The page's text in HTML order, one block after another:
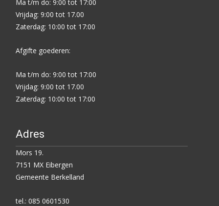
Ma t/m do: 9:00 tot 17:00
Vrijdag: 9:00 tot 17.00
Zaterdag: 10:00 tot 17:00
Afgifte goederen:
Ma t/m do: 9:00 tot 17:00
Vrijdag: 9:00 tot 17.00
Zaterdag: 10:00 tot 17:00
Adres
Mors 19.
7151 MX Eibergen
Gemeente Berkelland
tel.: 085 0601530